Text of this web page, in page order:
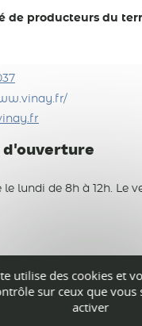
de producteurs du
d'ouverture
lundi de 8h à 12h. Le
utilise des cookies et
sur ceux que vous
activer